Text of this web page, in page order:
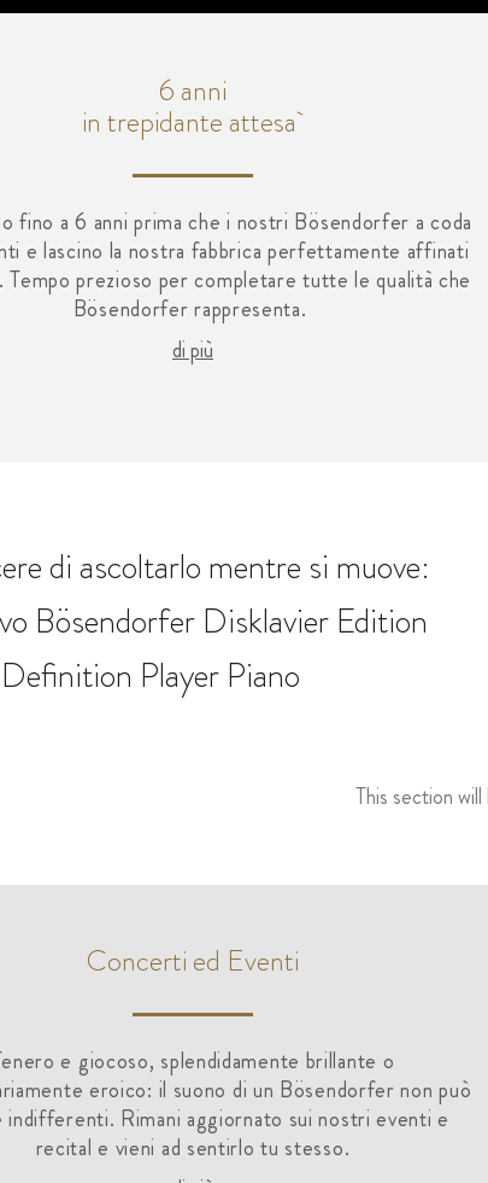
6 anni
in trepidante attesa
fino a 6 anni prima che i nostri Bösendorfer a coda
e lascino la nostra fabbrica perfettamente affinati
Tempo prezioso per completare tutte le qualità che
Bösendorfer rappresenta.
di più
di ascoltarlo mentre si muove:
Bösendorfer Disklavier Edition
Player Piano
This section
Concerti ed Eventi
e giocoso, splendidamente brillante o
eroico: il suono di un Bösendorfer non può
indifferenti. Rimani aggiornato sui nostri eventi e
recital e vieni ad sentirlo tu stesso.